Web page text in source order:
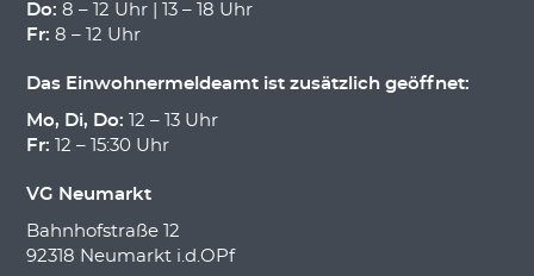
Do: 8 – 12 Uhr | 13 – 18 Uhr
Fr: 8 – 12 Uhr
Das Einwohnermeldeamt ist zusätzlich geöffnet:
Mo, Di, Do: 12 – 13 Uhr
Fr: 12 – 15:30 Uhr
VG Neumarkt
Bahnhofstraße 12
92318 Neumarkt i.d.OPf